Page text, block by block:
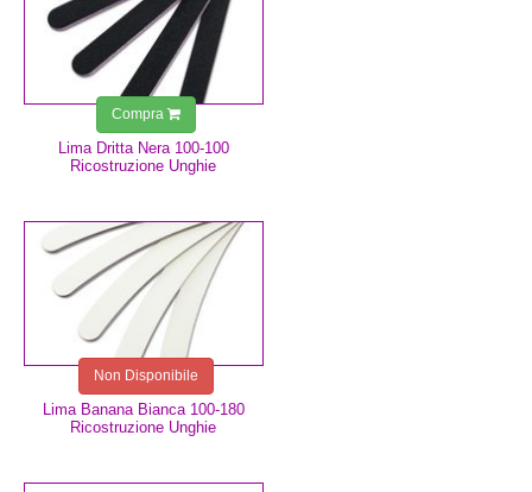
Lima Dritta Nera 100-100
Ricostruzione Unghie
Compra
Lima Banana Bianca 100-180
Ricostruzione Unghie
Non Disponibile